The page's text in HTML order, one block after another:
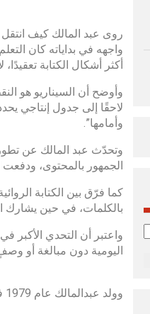
روى عبد المالك كيف انتقل
واجهه في بداياته كان
أكثر أشكال الكتابة
وأوضح أن السيناريو هو
لاحقًا إلى جدول إنتاجي
وأمامها”.
وتحدّث عبد المالك عن تطور
الجمهور بالمحتوى،
كما فرّق بين الكتابة
بالكلمات، في حين يشارك
واعتبر أن التحدي الأكبر
اليومية دون مبالغة أو
وولد عبدالمالك عام 1979 في الكويت، وعُرف بأعماله التلفزيونية المميزة مثل «رقم مجهول» و«ممالك النار» و«باب الخلق».